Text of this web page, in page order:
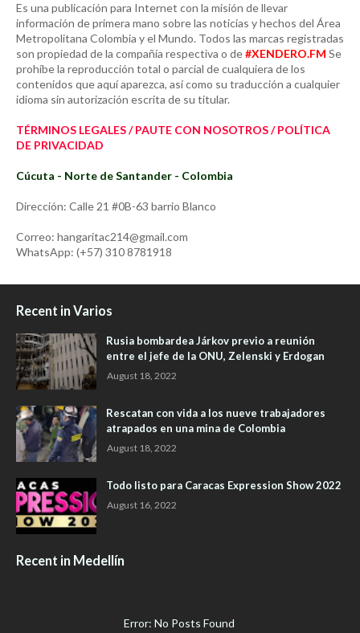
Es una publicación para Internet con la misión de llevar
información de primera mano sobre las noticias y hechos del Área
Metropolitana Colombia y el Mundo. Todos las marcas registradas
son propiedad de la compañía respectiva o de#XENDERO.FM Se
prohíbe la reproducción total o parcial de cualquiera de los
contenidos que aquí aparezca, así como su traducción a cualquier
idioma sin autorización escrita de su titular.
TÉRMINOS LEGALES / PAUTE CON NOSOTROS / POLÍTICA
DE PRIVACIDAD
Cúcuta - Norte de Santander - Colombia
Dirección: Calle 21 #0B-63 barrio Blanco
Correo: hangaritac214@gmail.com
WhatsApp: (+57) 310 8781918
Recent in Varios
Rusia bombardea Járkov previo a reunión
entre el jefe de la ONU, Zelenski y Erdogan
August 18, 2022
Rescatan con vida a los nueve trabajadores
atrapados en una mina de Colombia
August 18, 2022
Todo listo para Caracas Expression Show 2022
August 16, 2022
Recent in Medellín
Error: No Posts Found